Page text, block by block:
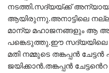
നടത്തി.സദ്യയ്ക്ക്
ആയിരുന്നു.അനാട്ടിലെ
മാന്യ മഹാജനങ്ങളും ആ
പങ്കെടുത്തു.ഈ സദ്യയിലെ
മതി നമ്മുടെ തങ്കപ്പൻ
ജയിക്കാൻ.തങ്കപ്പൻ